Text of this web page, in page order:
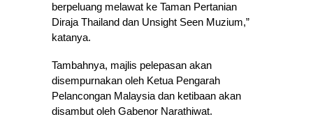
berpeluang melawat ke Taman Pertanian
Diraja Thailand dan Unsight Seen Muzium,”
katanya.
Tambahnya, majlis pelepasan akan
disempurnakan oleh Ketua Pengarah
Pelancongan Malaysia dan ketibaan akan
disambut oleh Gabenor Narathiwat.